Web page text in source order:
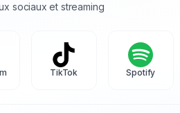
sociaux et streaming
TikTok Spotify